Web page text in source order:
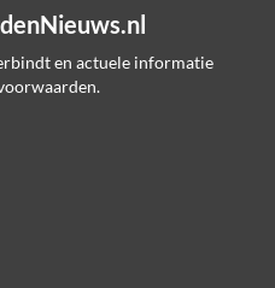
en actuele informatie